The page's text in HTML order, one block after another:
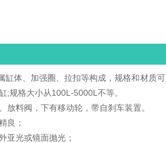
缸体、加强圈、拉扣等构成，规格和材质
;规格大小从100L-5000L不等。
料阀，下有移动轮，带自刹车装置。
良；
亚光或镜面抛光；